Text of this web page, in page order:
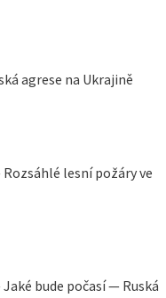
agrese na Ukrajině
lesní požáry ve
bude počasí — Ruská